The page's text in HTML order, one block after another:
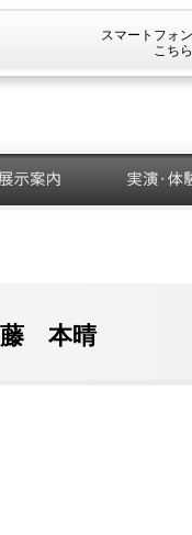
スマートフォ
こち
案内 実演・体験
藤 本晴